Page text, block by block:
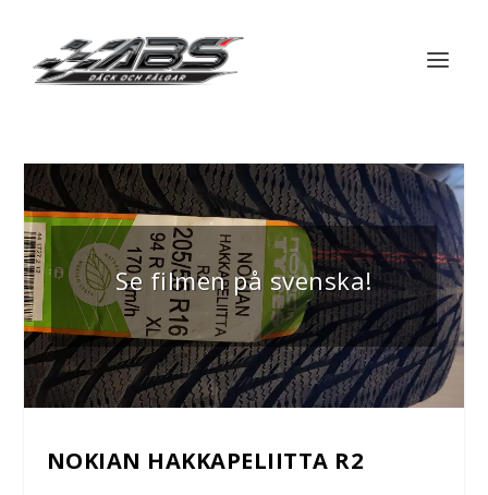
Se filmen på svenska!
NOKIAN HAKKAPELIITTA R2